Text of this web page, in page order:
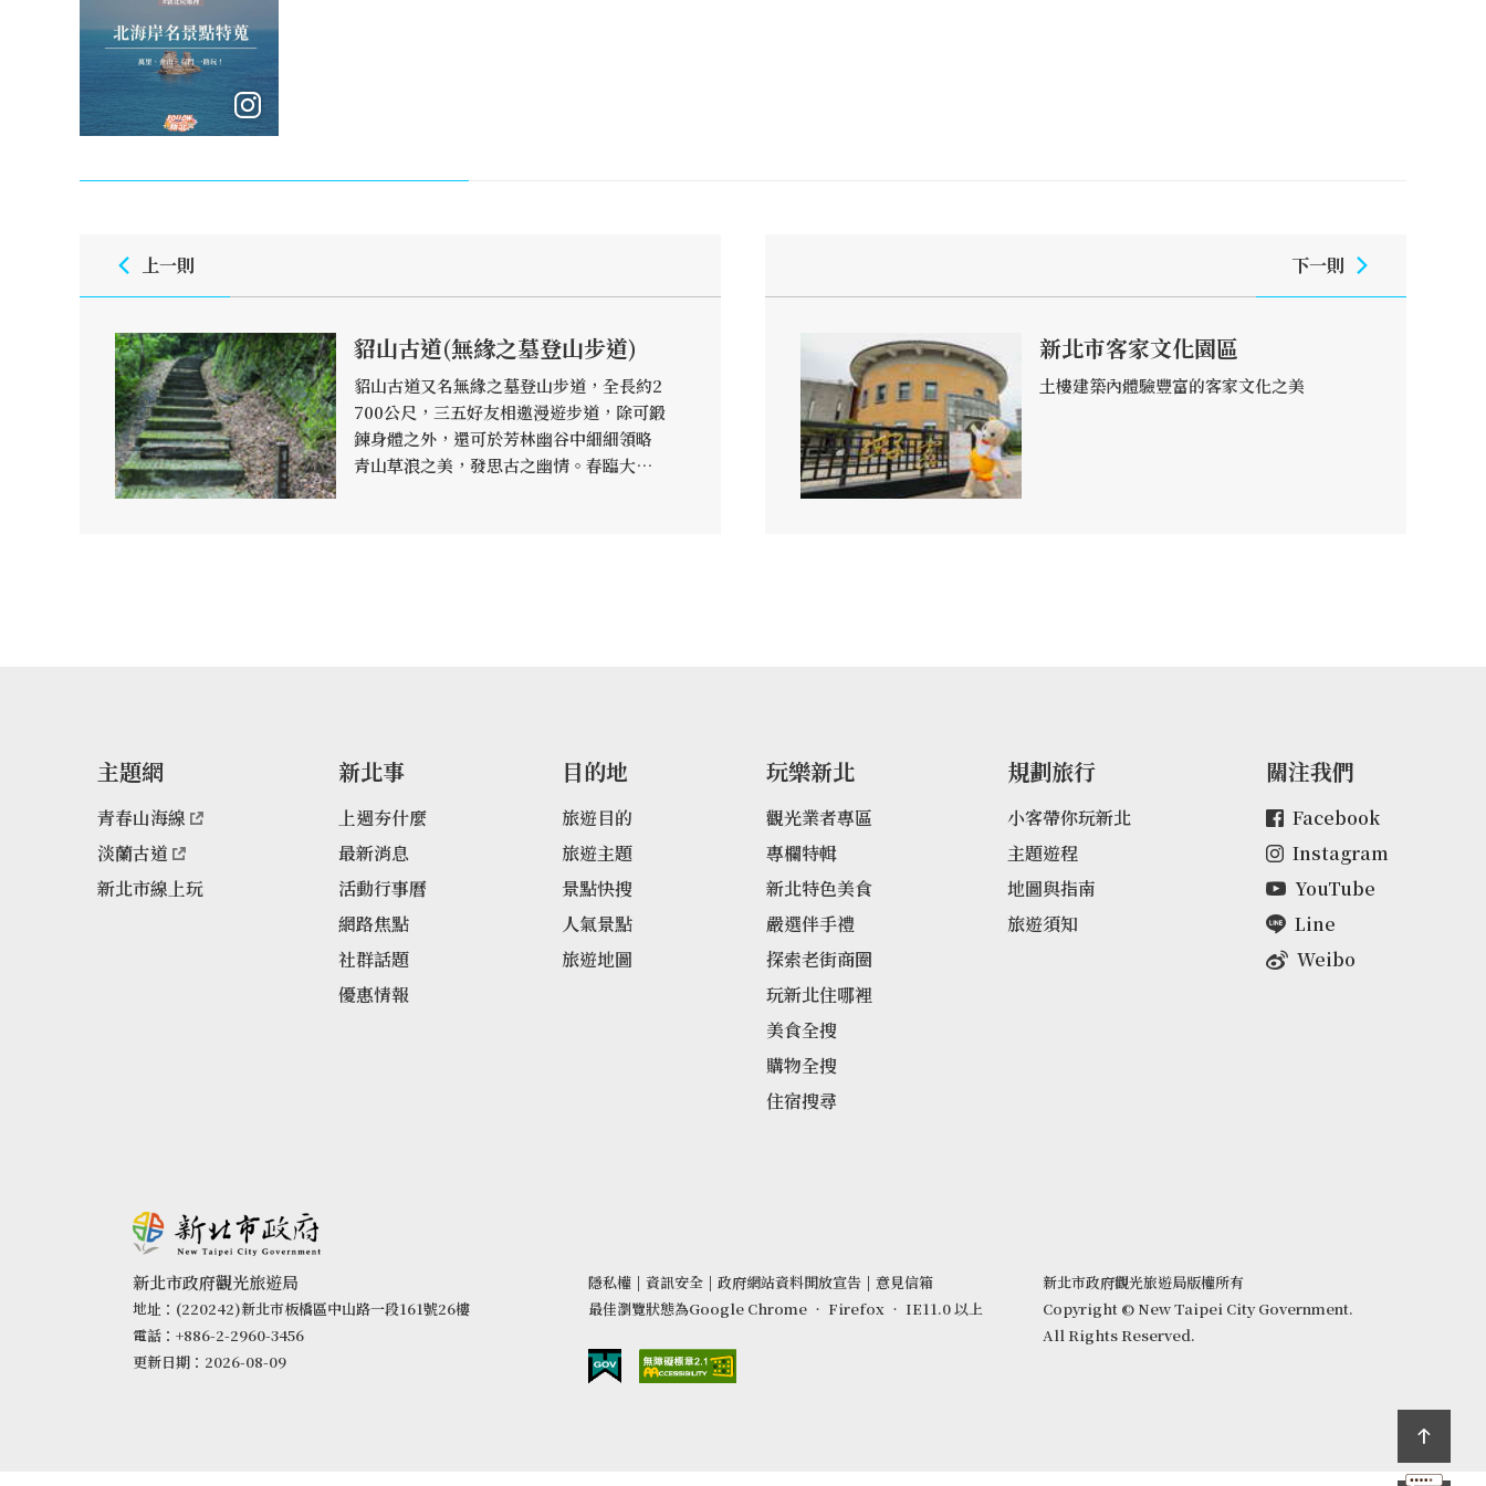
上一則
貂山古道(無緣之墓登山步道)
貂山古道又名無緣之墓登山步道，全長約2
700公尺，三五好友相邀漫遊步道，除可鍛
鍊身體之外，還可於芳林幽谷中細細領略
青山草浪之美，發思古之幽情。春臨大地
似幻浪漫淒美之山中傳奇，像是無緣之墓
的故事，存在的版本就有多種說法。不同
於金字碑古道，古道沿途並沒有什麼遮蔽
施。
下一則
新北市客家文化園區
土樓建築內體驗豐富的客家文化之美
主題網
青春山海線
淡蘭古道
新北市線上玩
新北事
上週夯什麼
最新消息
活動行事曆
網路焦點
社群話題
優惠情報
目的地
旅遊目的
旅遊主題
景點快搜
人氣景點
旅遊地圖
玩樂新北
觀光業者專區
專欄特輯
新北特色美食
嚴選伴手禮
探索老街商圈
玩新北住哪裡
美食全搜
購物全搜
住宿搜尋
規劃旅行
小客帶你玩新北
主題遊程
地圖與指南
旅遊須知
關注我們
Facebook
Instagram
YouTube
Line
Weibo
新北市政府觀光旅遊局
地址：(220242)新北市板橋區中山路一段161號26樓
電話：+886-2-2960-3456
更新日期：2026-08-09
隱私權 | 資訊安全 | 政府網站資料開放宣告 | 意見信箱
最佳瀏覽狀態為Google Chrome ‧ Firefox ‧ IE11.0 以上
新北市政府觀光旅遊局版權所有
Copyright © New Taipei City Government.
All Rights Reserved.